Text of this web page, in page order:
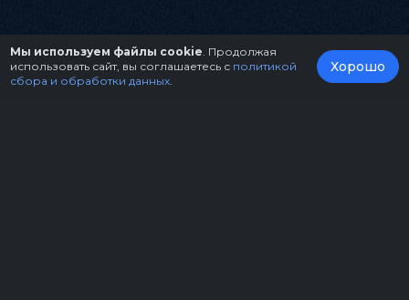
Мы используем файлы cookie . Продолжая
использовать сайт, вы соглашаетесь с политикой
сбора и обработки данных
Хорошо